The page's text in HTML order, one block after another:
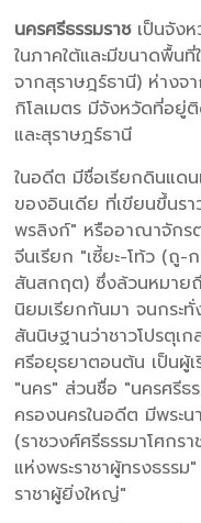
นครศรีธรรมราชเป็นจังห
ในภาคใต้และมีขนาดพื้น
จากสุราษฎร์ธานี) ห่าง
กิโลเมตร มีจังหวัดที่อยู่
และสุราษฎร์ธานี
ในอดีต มีชื่อเรียกดินแด
ของอินเดีย ที่เขียนขึ้นร
พรลิงก์" หรืออาณาจักร
จีนเรียก "เซี้ยะ-โท้ว (ถู
สันสกฤต) ซึ่งล้วนหมาย
นิยมเรียกกันมา จนกระ
สันนิษฐานว่าชาวโปรตุเ
ศรีอยุธยาตอนต้น เป็นผู้
"นคร" ส่วนชื่อ "นครศรีธ
ครองนครในอดีต มีพระน
(ราชวงศ์ศรีธรรมาโศกร
แห่งพระราชาผู้ทรงธรร
ราชาผู้ยิ่งใหญ่"